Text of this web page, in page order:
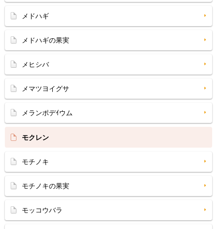
メドハギ
メドハギの果実
メヒシバ
メマツヨイグサ
メランポデｲウム
モクレン
モチノキ
モチノキの果実
モッコウバラ